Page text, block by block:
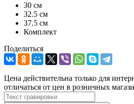
30 см
32.5 см
37.5 см
Комплект
Поделиться
Цена действительна только для
отличаться от цен в розничных